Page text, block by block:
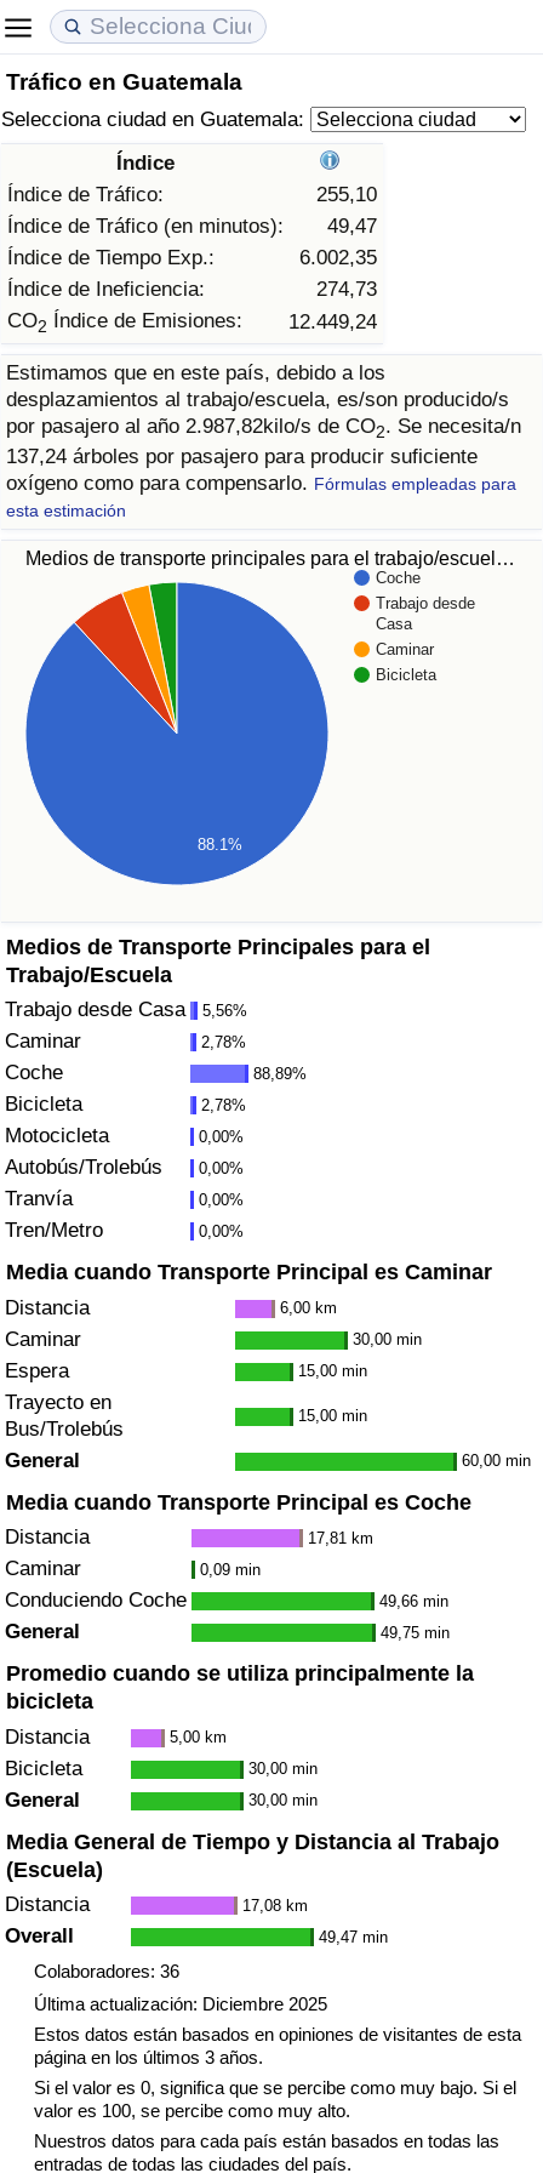
Tráfico en Guatemala
Selecciona ciudad en Guatemala:
Índice
Índice de Tráfico:
255,10
Índice de Tráfico (en minutos):
49,47
Índice de Tiempo Exp.:
6.002,35
Índice de Ineficiencia:
274,73
CO2 Índice de Emisiones: 12.449,24
Estimamos que en este país, debido a los
desplazamientos al trabajo/escuela, es/son producido/s
por pasajero al año 2.987,82kilo/s de CO2. Se necesita/n
137,24 árboles por pasajero para producir suficiente
oxígeno como para compensarlo. Fórmulas empleadas para
esta estimación
Medios de transporte principales para el trabajo/escuel…
Coche
Trabajo desde
Casa
Caminar
Bicicleta
88.1%
Medios de Transporte Principales para el
Trabajo/Escuela
Trabajo desde Casa 5,56%
Caminar 2,78%
Coche 88,89%
Bicicleta 2,78%
Motocicleta 0,00%
Autobús/Trolebús 0,00%
Tranvía 0,00%
Tren/Metro 0,00%
Media cuando Transporte Principal es Caminar
Distancia 6,00 km
Caminar 30,00 min
Espera 15,00 min
Trayecto en
Bus/Trolebús
15,00 min
General 60,00 min
Media cuando Transporte Principal es Coche
Distancia 17,81 km
Caminar 0,09 min
Conduciendo Coche 49,66 min
General 49,75 min
Promedio cuando se utiliza principalmente la
bicicleta
Distancia 5,00 km
Bicicleta 30,00 min
General 30,00 min
Media General de Tiempo y Distancia al Trabajo
(Escuela)
Distancia 17,08 km
Overall 49,47 min
Colaboradores: 36
Última actualización: Diciembre 2025
Estos datos están basados en opiniones de visitantes de esta
página en los últimos 3 años.
Si el valor es 0, significa que se percibe como muy bajo. Si el
valor es 100, se percibe como muy alto.
Nuestros datos para cada país están basados en todas las
entradas de todas las ciudades del país.
Coste de vida
Índice de Costo de Vida (Actual)
Índice de Costo de Vida
Índice de costo de vida por país
en aqaba
Precios de las propiedades
Índice de Precios de Inmuebles (Actual)
Índice de Precios de Inmuebles
Índice de Precios de Inmuebles por País
Calidad de Vida
Índice de Calidad de Vida
Índice de Calidad de Vida (Actual)
Índice de calidad de vida por país
Delincuencia
Calificación del Índice de Criminalidad
(Actual)
Índice de Criminalidad
Índice de criminalidad por país
Sanidad
Índice de Sanidad (Actual)
Índice de Sanidad
Índice de Sanidad por País
Contaminación
Índice de Contaminación (Actual)
Índice de contaminación
Índice de Contaminación por País
Tráfico
Índice de Tráfico
Índice de Tráfico (Actual)
Índice de Tráfico por País